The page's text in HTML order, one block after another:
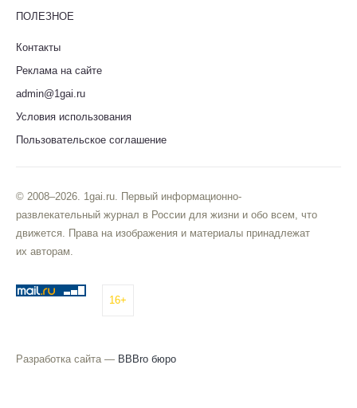
ПОЛЕЗНОЕ
Контакты
Реклама на сайте
admin@1gai.ru
Условия использования
Пользовательское соглашение
© 2008–2026. 1gai.ru. Первый информационно-
развлекательный журнал в России для жизни и обо всем, что
движется. Права на изображения и материалы принадлежат
их авторам.
16+
Разработка сайта — BBBro бюро